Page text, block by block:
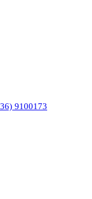
9100173